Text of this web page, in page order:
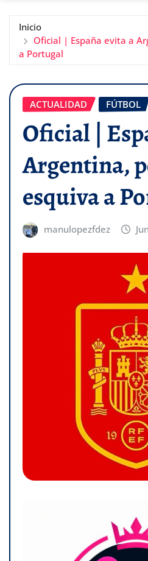
Inicio
Oficial | España evita a
a Portugal
ACTUALIDAD FÚTBOL
Oficial |
Argentina,
esquiva a
manulopezfdez